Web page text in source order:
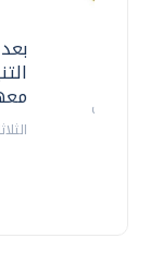
الثلاثاء، 04